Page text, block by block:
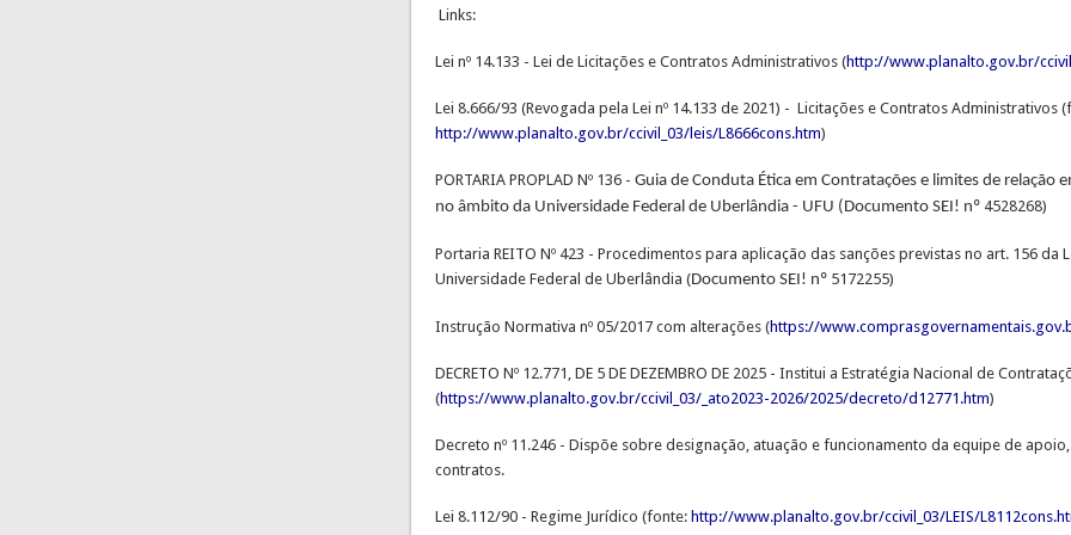
Links:
Lei nº 14.133 - Lei de Licitações e Contratos Administrativos (http://www.planalto.gov.br/
Lei 8.666/93 (Revogada pela Lei nº 14.133 de 2021) - Licitações e Contratos Administrativos
http://www.planalto.gov.br/ccivil_03/leis/L8666cons.htm)
PORTARIA PROPLAD Nº 136 -Guia de Conduta Ética em Contratações e limites de
no âmbito da Universidade Federal de Uberlândia - UFU (Documento SEI! nº 4528268)
Portaria REITO Nº 423 - Procedimentos para aplicação das sanções previstas no art. 156 da
Universidade Federal de Uberlândia (Documento SEI! nº 5172255)
Instrução Normativa nº 05/2017 com alterações (https://
DECRETO Nº 12.771, DE 5 DE DEZEMBRO DE 2025 - Institui a Estratégia Nacional de
(https://www.planalto.gov.br/ccivil_03/_ato2023-2026/2025/decreto/d12771.htm)
Decreto nº 11.246 - Dispõe sobre designação, atuação e funcionamento da equipe de
contratos.
Lei 8.112/90 -Regime Jurídico (fonte: http://www.planalto.gov.br/ccivil_03/LEIS/